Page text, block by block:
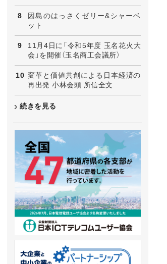
因島のはっさくゼリー&シャーベ
ット
11月4日に「令和5年度 玉名花火大
会」を開催（玉名商工会議所）
変革と価値共創による日本経済の
再出発 小林会頭 所信全文
続きを見る